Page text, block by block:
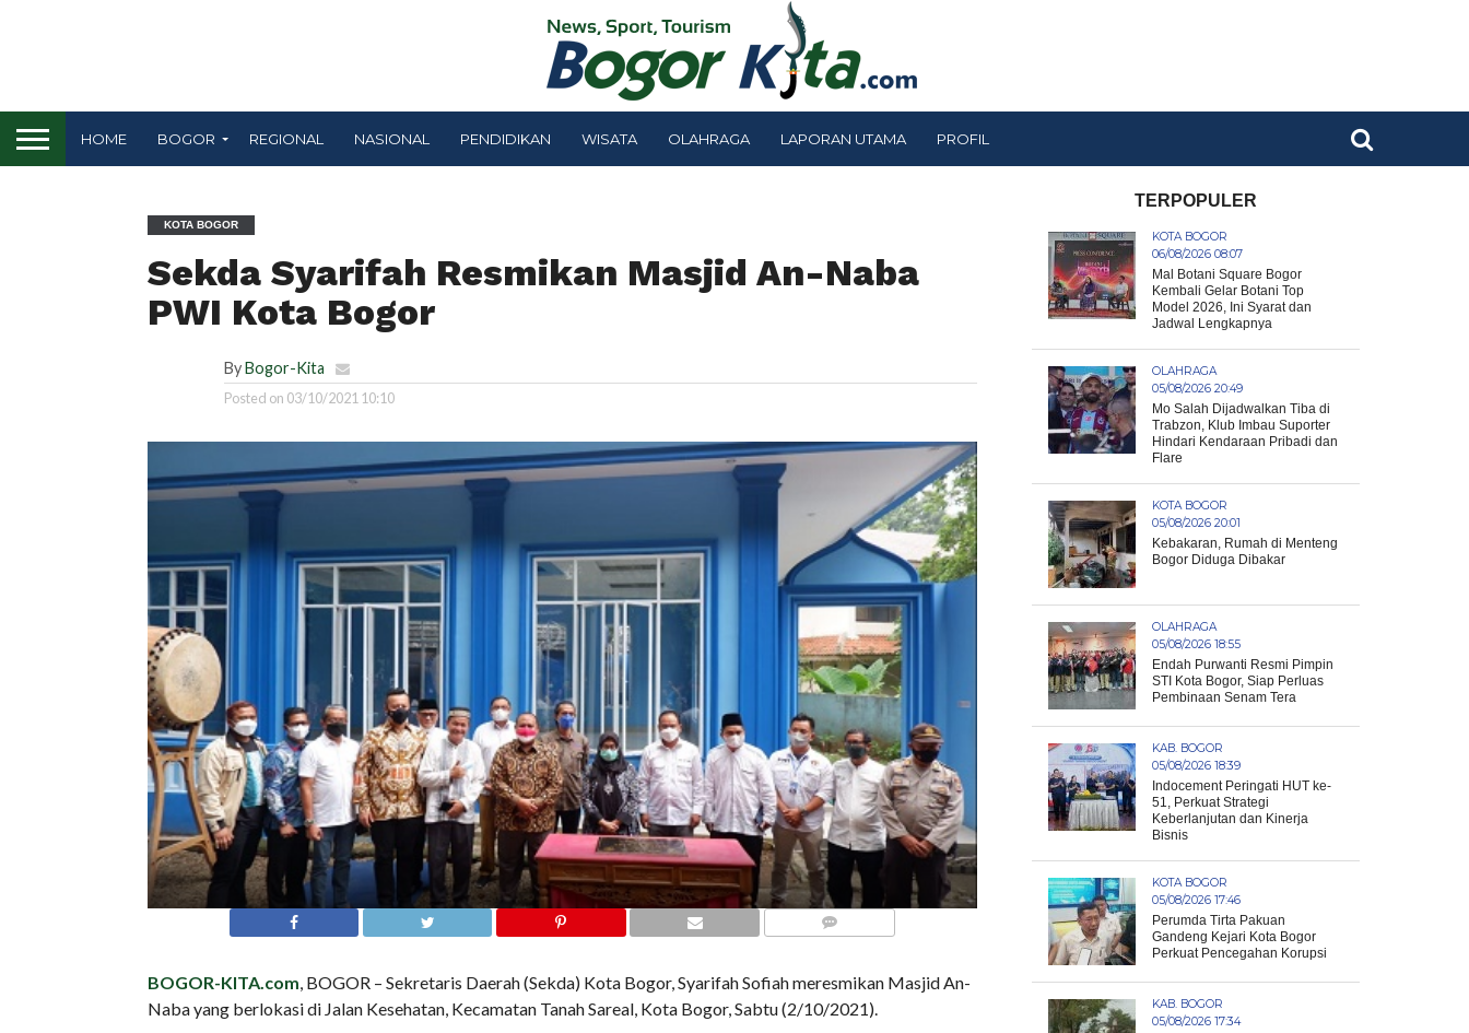
HOME BOGOR REGIONAL NASIONAL PENDIDIKAN WISATA OLAHRAGA LAPORAN UTAMA PROFIL
KOTA BOGOR
Sekda Syarifah Resmikan Masjid An-Naba
PWI Kota Bogor
ByBogor-Kita
Posted on 03/10/2021 10:10
BOGOR-KITA.com, BOGOR – Sekretaris Daerah (Sekda) Kota Bogor, Syarifah Sofiah meresmikan Masjid An-
Naba yang berlokasi di Jalan Kesehatan, Kecamatan Tanah Sareal, Kota Bogor, Sabtu (2/10/2021).
TERPOPULER
KOTA BOGOR
06/08/2026 08:07
Mal Botani Square Bogor
Kembali Gelar Botani Top
Model 2026, Ini Syarat dan
Jadwal Lengkapnya
OLAHRAGA
05/08/2026 20:49
Mo Salah Dijadwalkan Tiba di
Trabzon, Klub Imbau Suporter
Hindari Kendaraan Pribadi dan
Flare
KOTA BOGOR
05/08/2026 20:01
Kebakaran, Rumah di Menteng
Bogor Diduga Dibakar
OLAHRAGA
05/08/2026 18:55
Endah Purwanti Resmi Pimpin
STI Kota Bogor, Siap Perluas
Pembinaan Senam Tera
KAB. BOGOR
05/08/2026 18:39
Indocement Peringati HUT ke-
51, Perkuat Strategi
Keberlanjutan dan Kinerja
Bisnis
KOTA BOGOR
05/08/2026 17:46
Perumda Tirta Pakuan
Gandeng Kejari Kota Bogor
Perkuat Pencegahan Korupsi
KAB. BOGOR
05/08/2026 17:34